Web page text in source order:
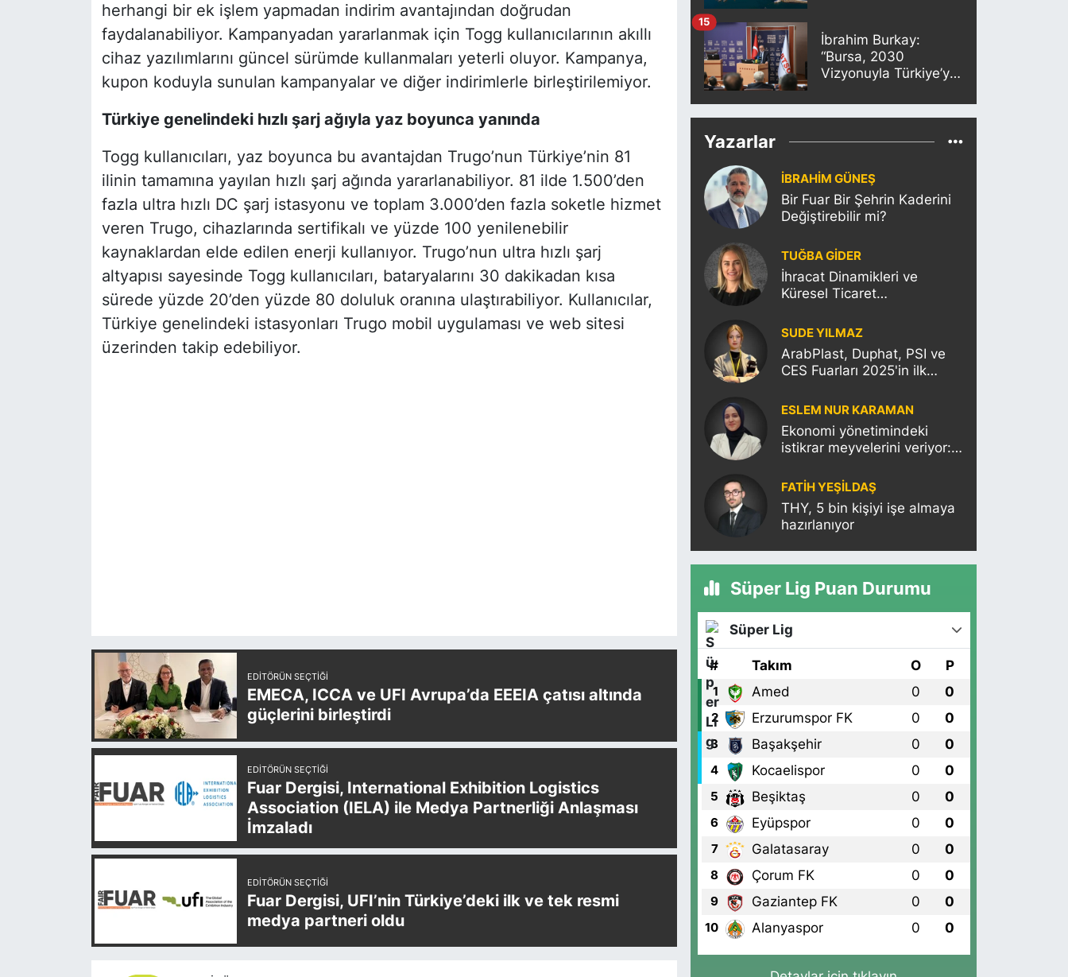
herhangi bir ek işlem yapmadan indirim avantajından doğrudan
faydalanabiliyor. Kampanyadan yararlanmak için Togg kullanıcılarının akıllı
cihaz yazılımlarını güncel sürümde kullanmaları yeterli oluyor. Kampanya,
kupon koduyla sunulan kampanyalar ve diğer indirimlerle birleştirilemiyor.
Türkiye genelindeki hızlı şarj ağıyla yaz boyunca yanında
Togg kullanıcıları, yaz boyunca bu avantajdan Trugo’nun Türkiye’nin 81
ilinin tamamına yayılan hızlı şarj ağında yararlanabiliyor. 81 ilde 1.500’den
fazla ultra hızlı DC şarj istasyonu ve toplam 3.000’den fazla soketle hizmet
veren Trugo, cihazlarında sertifikalı ve yüzde 100 yenilenebilir
kaynaklardan elde edilen enerji kullanıyor. Trugo’nun ultra hızlı şarj
altyapısı sayesinde Togg kullanıcıları, bataryalarını 30 dakikadan kısa
sürede yüzde 20’den yüzde 80 doluluk oranına ulaştırabiliyor. Kullanıcılar,
Türkiye genelindeki istasyonları Trugo mobil uygulaması ve web sitesi
üzerinden takip edebiliyor.
EDITÖRÜN SEÇTIĞI
EMECA, ICCA ve UFI Avrupa’da EEEIA çatısı altında
güçlerini birleştirdi
EDITÖRÜN SEÇTIĞI
Fuar Dergisi, International Exhibition Logistics
Association (IELA) ile Medya Partnerliği Anlaşması
İmzaladı
EDITÖRÜN SEÇTIĞI
Fuar Dergisi, UFI’nin Türkiye’deki ilk ve tek resmi
medya partneri oldu
İbrahim Burkay:
“Bursa, 2030
Vizyonuyla Türkiye’yi
Edecek”
15
Yazarlar
İBRAHİM GÜNEŞ
Bir Fuar Bir Şehrin Kaderini
Değiştirebilir mi?
TUĞBA GİDER
İhracat Dinamikleri ve
Küresel Ticaret
Etkisi
SUDE YILMAZ
ArabPlast, Duphat, PSI ve
CES Fuarları 2025'in ilk
vuracak
ESLEM NUR KARAMAN
Ekonomi yönetimindeki
istikrar meyvelerini veriyor:
notunu yükseltti!
FATIH YEŞİLDAŞ
THY, 5 bin kişiyi işe almaya
hazırlanıyor
Süper Lig Puan Durumu
Süper Lig
# Takım O P
1 Amed 0 0
2 Erzurumspor FK 0 0
3 Başakşehir 0 0
4 Kocaelispor 0 0
5 Beşiktaş 0 0
6 Eyüpspor 0 0
7 Galatasaray 0 0
8 Çorum FK 0 0
9 Gaziantep FK 0 0
10 Alanyaspor 0 0